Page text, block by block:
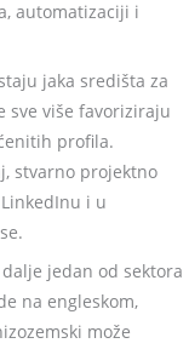
automatizaciji i
jaka središta za
sve više favoriziraju
profila.
stvarno projektno
i u
jedan od sektora
na engleskom,
može